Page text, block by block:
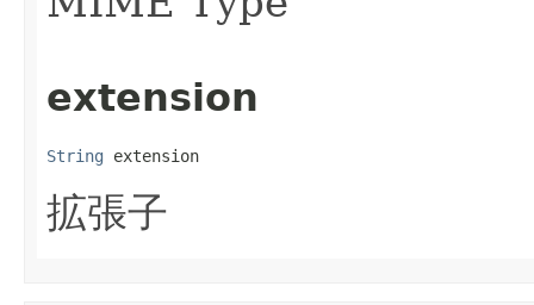
extension
String extension
拡張子